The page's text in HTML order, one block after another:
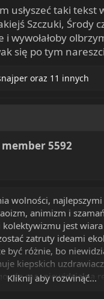
lub poderżnie
nożem za
i reszta, która chce
Będziecie
usłyszeć taki tekst
Szczuki, Środy
i wywołałoby
się po tym
oraz 11 innych
5592
wolności,
animizm i
jest
zatruty ideami
być różnie, bo
kiepskich
nie ma, niewidzialna
Kliknij aby rozwinąć...